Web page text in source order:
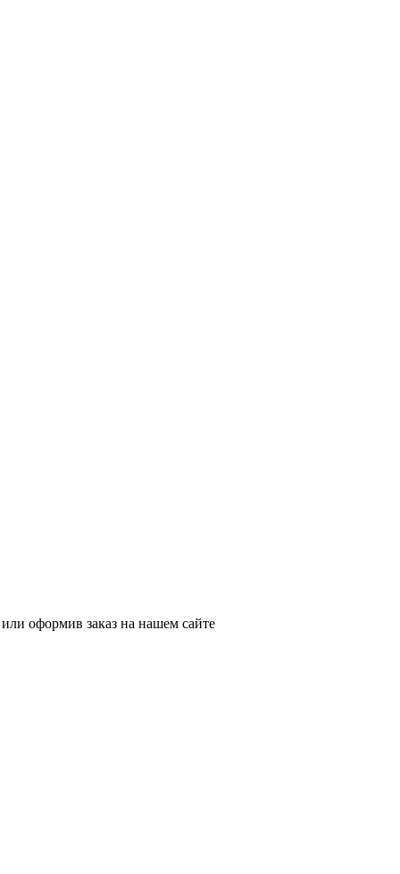
оформив заказ на нашем сайте